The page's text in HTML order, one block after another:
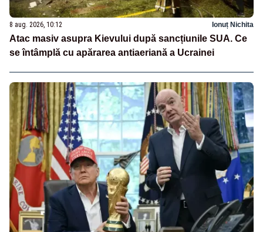
8 aug. 2026, 10:12 Ionuț Nichita
Atac masiv asupra Kievului după sancțiunile SUA. Ce
se întâmplă cu apărarea antiaeriană a Ucrainei